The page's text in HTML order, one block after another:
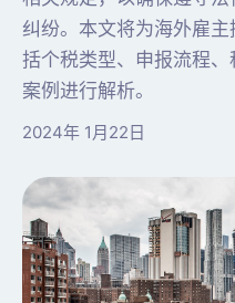
纠纷。本文将为海外雇
括个税类型、申报流程
案例进行解析。
2024年 1月22日